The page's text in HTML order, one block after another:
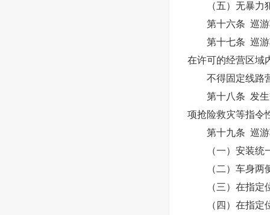
（五）无暴力
第十六条 巡游车
第十七条 巡游车
在许可的经营区域
不得固定线路
第十八条 发生交
项抢险救灾等指令
第十九条 巡游
（一）安装统
（二）车身两侧
（三）在指定位
（四）在指定位